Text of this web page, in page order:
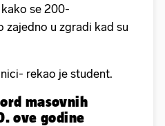
se 200-
zajedno u zgradi kad su
rekao je student.
masovnih
ove godine